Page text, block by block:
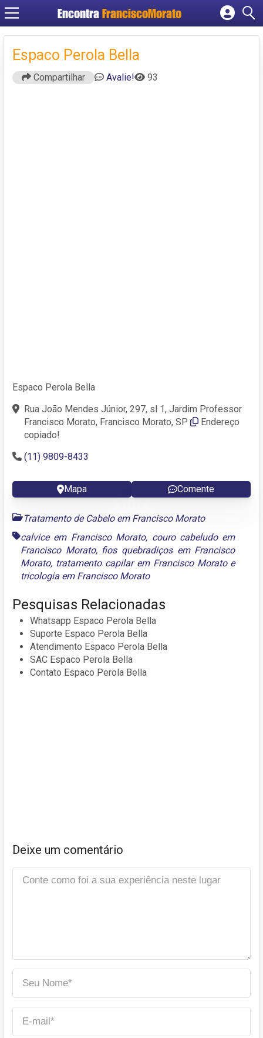
Encontra FranciscoMorato
Cadastrar empresa
Criar conta
Espaco Perola Bella
Compartilhar Avalie! 93
Espaco Perola Bella
Rua João Mendes Júnior, 297, sl 1, Jardim Professor
Francisco Morato, Francisco Morato, SP
Endereço
copiado!
(11) 9809-8433
Mapa Comente
Tratamento de Cabelo em Francisco Morato
calvice em Francisco Morato, couro cabeludo em
Francisco Morato, fios quebradiços em Francisco
Morato, tratamento capilar em Francisco Moratoe
tricologia em Francisco Morato
Pesquisas Relacionadas
Whatsapp Espaco Perola Bella
Suporte Espaco Perola Bella
Atendimento Espaco Perola Bella
SAC Espaco Perola Bella
Contato Espaco Perola Bella
Deixe um comentário